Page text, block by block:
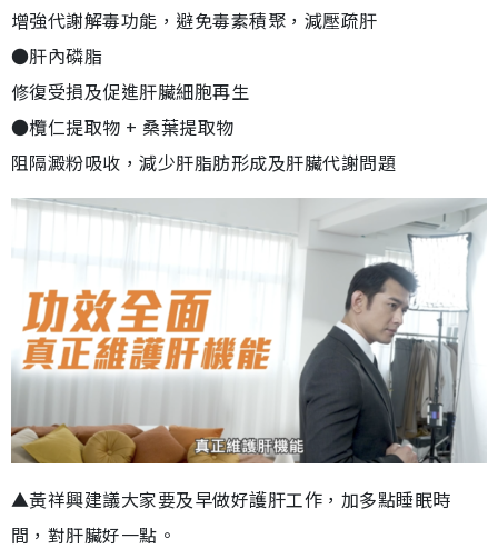
增強代謝解毒功能，避免毒素積聚，減壓疏肝
●肝內磷脂
修復受損及促進肝臟細胞再生
●欖仁提取物 + 桑葉提取物
阻隔澱粉吸收，減少肝脂肪形成及肝臟代謝問題
▲黃祥興建議大家要及早做好護肝工作，加多點睡眠時
間，對肝臟好一點。